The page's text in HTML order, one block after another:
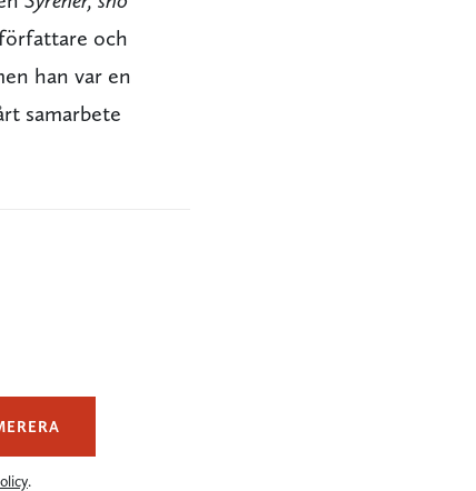
och
han var en
samarbete
.